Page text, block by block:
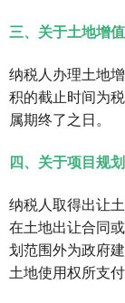
三、关于土地增
纳税人办理土地
积的截止时间为
属期终了之日。
四、关于项目规
纳税人取得出让
在土地出让合同
划范围外为政府
土地使用权所支付